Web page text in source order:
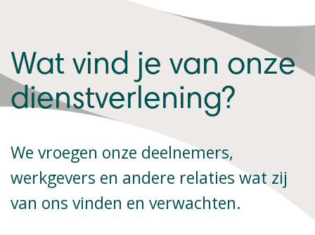
Wat vind je van onze
dienstverlening?
We vroegen onze deelnemers,
werkgevers en andere relaties wat zij
van ons vinden en verwachten.